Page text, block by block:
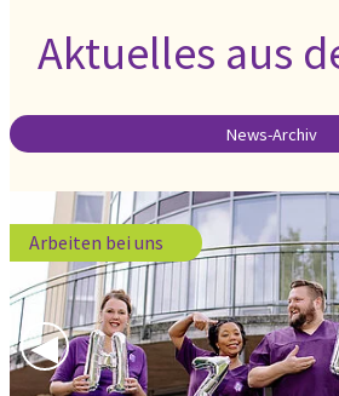
Aktuelles aus
News-Archiv
Previous Slide
◀︎
Arbeiten bei uns